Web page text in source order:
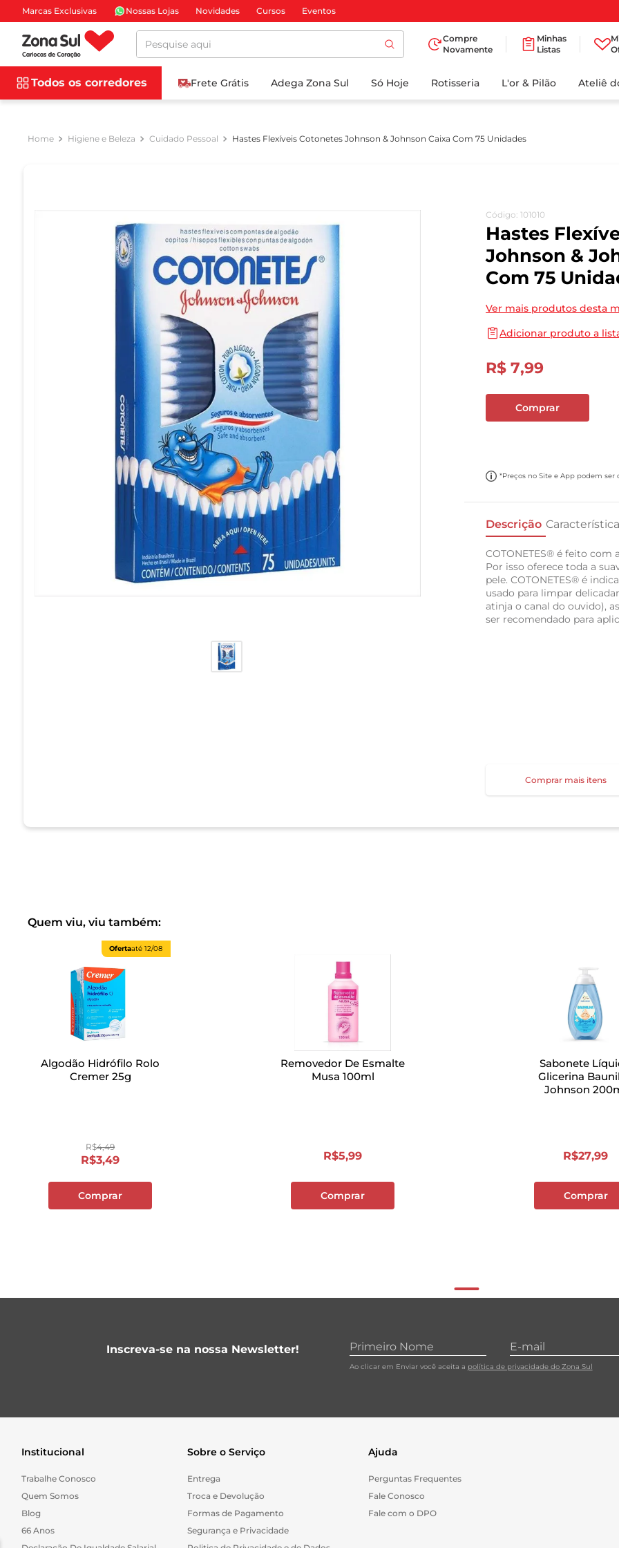
Marcas Exclusivas Nossas Lojas Novidades Cursos Eventos
Pesquise aqui
Compre
Novamente
Minhas
Listas
Todos os corredores Frete Grátis Adega Zona Sul Só Hoje Rotisseria L'or & Pilão Ateliê
Higiene e Beleza Cuidado Pessoal Hastes Flexíveis Cotonetes Johnson & Johnson Caixa Com 75 Unidades
Código: 101010
Hastes
Johnson &
Com 75
Ver mais produtos desta
Adicionar produto a
R$ 7,99
Comprar
*Preços no Site e App podem ser
Descrição
COTONETES® é feito com
Por isso oferece toda a
pele. COTONETES® é
usado para limpar
atinja o canal do ouvido),
ser recomendado para
Comprar mais itens
Quem viu, viu também:
Ofertaaté12/08
Algodão Hidrófilo Rolo
Cremer 25g
R$4,49
R$3,49
Comprar
Removedor De Esmalte
Musa 100ml
R$5,99
Comprar
Sabonete
Glicerina
Johnson
R$27,99
Comprar
Inscreva-se na nossa Newsletter!
Ao clicar em Enviar você aceita a política de privacidade do Zona Sul
Institucional
Trabalhe Conosco
Quem Somos
Blog
66 Anos
Sobre o Serviço
Entrega
Troca e Devolução
Formas de Pagamento
Segurança e Privacidade
Ajuda
Perguntas Frequentes
Fale Conosco
Fale com o DPO
BUSCADOS